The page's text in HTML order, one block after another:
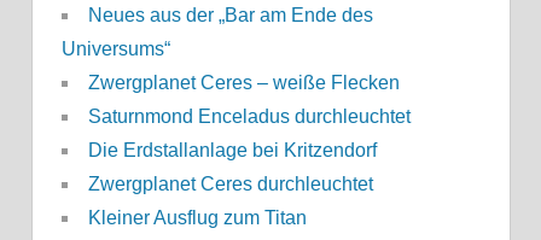
Neues aus der „Bar am Ende des
Universums“
Zwergplanet Ceres – weiße Flecken
Saturnmond Enceladus durchleuchtet
Die Erdstallanlage bei Kritzendorf
Zwergplanet Ceres durchleuchtet
Kleiner Ausflug zum Titan